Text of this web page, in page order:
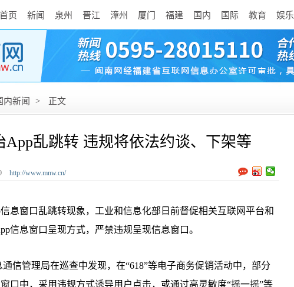
首页 新闻 泉州 晋江 漳州 厦门 福建 国内 国际 教育 娱乐
内新闻 > 正文
App乱跳转 违规将依法约谈、下架等
http://www.mnw.cn/
窗口乱跳转现象，工业和信息化部日前督促相关互联网平台和
信息窗口呈现方式，严禁违规呈现信息窗口。
管理局在巡查中发现，在“618”等电子商务促销活动中，部分
口中，采用违规方式诱导用户点击，或通过高灵敏度“摇一摇”等